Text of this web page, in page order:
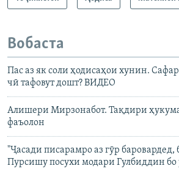
Вобаста
Пас аз як соли ҳодисаҳои хунин.
чӣ тафовут дошт? ВИДЕО
Алишери Мирзонабот. Тақдири
фаъолон
"Ҷасади писарамро аз гӯр баровардед,
Пурсишу посухи модари Гулбиддин